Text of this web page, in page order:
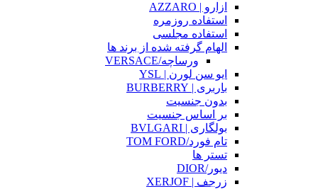
ازارو | AZZARO
استفاده روزمره
استفاده مجلسی
الهام گرفته شده از برند ها
ورساچه/VERSACE
ایو سن لورن | YSL
باربری | BURBERRY
بدون جنسیت
بر اساس جنسیت
بولگاری | BVLGARI
تام فورد/TOM FORD
تستر ها
دیور/DIOR
زرجف | XERJOF